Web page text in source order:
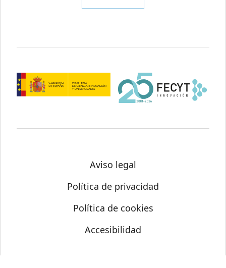
Aviso legal
Política de privacidad
Política de cookies
Accesibilidad